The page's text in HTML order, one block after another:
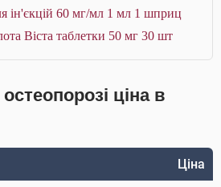
ін'єкцій 60 мг/мл 1 мл 1 шприц
Віста таблетки 50 мг 30 шт
ціна в
Ціна